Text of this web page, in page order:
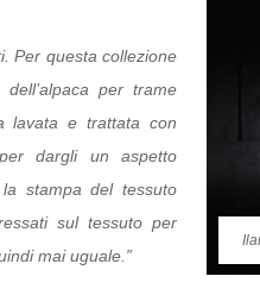
Per questa collezione
per trame
lavata e trattata con
dargli un aspetto
stampa del tessuto
sul tessuto per
mai uguale.”